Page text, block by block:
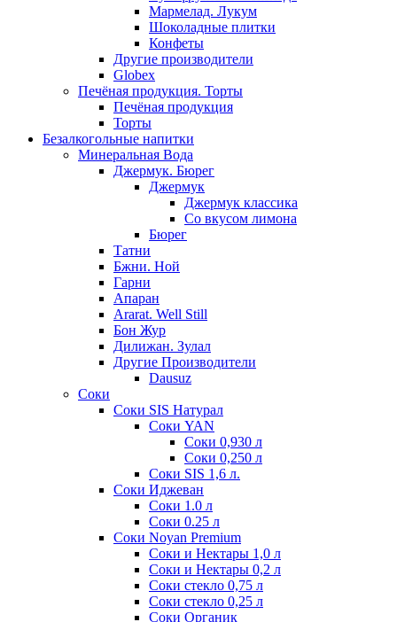
Мармелад. Лукум
Шоколадные плитки
Конфеты
Другие производители
Globex
Печёная продукция. Торты
Печёная продукция
Торты
Безалкогольные напитки
Минеральная Вода
Джермук. Бюрег
Джермук
Джермук классика
Со вкусом лимона
Бюрег
Татни
Бжни. Ной
Гарни
Апаран
Ararat. Well Still
Бон Жур
Дилижан. Зулал
Другие Производители
Dausuz
Соки
Соки SIS Натурал
Соки YAN
Соки 0,930 л
Соки 0,250 л
Соки SIS 1,6 л.
Соки Иджеван
Соки 1.0 л
Соки 0.25 л
Соки Noyan Premium
Соки и Нектары 1,0 л
Соки и Нектары 0,2 л
Соки стекло 0,75 л
Соки стекло 0,25 л
Соки Органик